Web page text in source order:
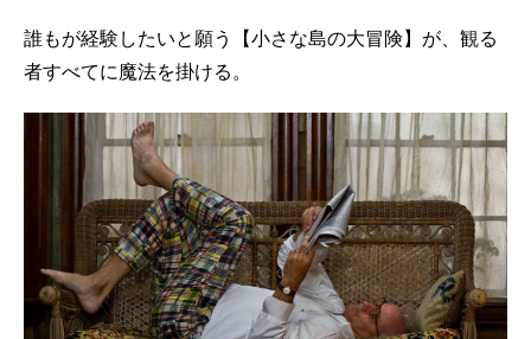
誰もが経験したいと願う【小さな島の大冒険】が、観る
者すべてに魔法を掛ける。